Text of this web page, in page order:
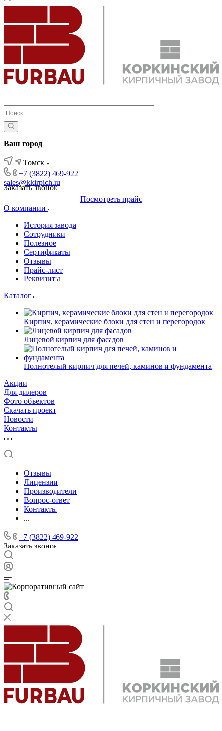
Ваш город
Томск
+7 (3822) 469-922
sales@kkirpich.ru
Заказать звонок
Посмотреть прайс
О компании
История завода
Сотрудники
Полезное
Сертификаты
Отзывы
Прайс-лист
Реквизиты
Каталог
Кирпич, керамические блоки для стен и перегородок
Лицевой кирпич для фасадов
Полнотелый кирпич для печей, каминов и фундамента
Акции
Для дилеров
Фото объектов
Скачать проект
Новости
Контакты
Отзывы
Лицензии
Производители
Вопрос-ответ
Контакты
...
+7 (3822) 469-922
Заказать звонок